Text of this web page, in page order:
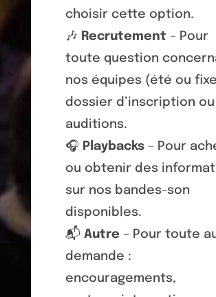
choisir cette option.
🎶 Recrutement – Pour
toute question
nos équipes (été ou
dossier d’inscription
auditions.
🎧 Playbacks– Pour
ou obtenir des
sur nos bandes-son
disponibles.
📬 Autre – Pour toute
demande :
encouragements,